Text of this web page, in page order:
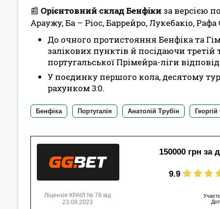
📰 Орієнтовний склад Бенфікиза версією
Араужу, Ба – Ріос, Баррейро, Лукебакіо,
До очного протистояння Бенфіка та
залікових пунктів й посідаючи
португальської Прімейра-ліги
У поєдинку першого кола, десятому
рахунком 3:0.
Бенфіка Португалія Анатолій Трубін
150000 грн за
9.9
Ліцензія КРАІЛ № 78 від
23.08.2023